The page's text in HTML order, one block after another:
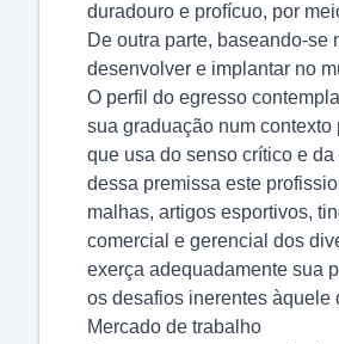
duradouro e profícuo, por
De outra parte, baseando-
desenvolver e implantar no
O perfil do egresso
sua graduação num
que usa do senso crítico e
dessa premissa este
malhas, artigos esportivos,
comercial e gerencial dos
exerça adequadamente sua
os desafios inerentes àquele
Mercado de trabalho